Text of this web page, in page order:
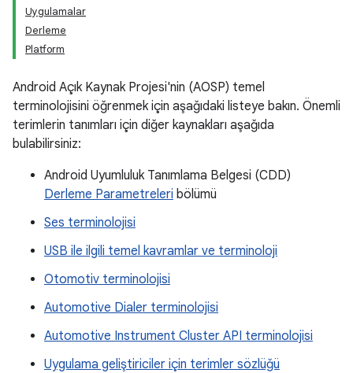
Uygulamalar
Derleme
Platform
Android Açık Kaynak Projesi'nin (AOSP) temel
terminolojisini öğrenmek için aşağıdaki listeye bakın. Önemli
terimlerin tanımları için diğer kaynakları aşağıda
bulabilirsiniz:
Android Uyumluluk Tanımlama Belgesi (CDD)
Derleme Parametreleri bölümü
Ses terminolojisi
USB ile ilgili temel kavramlar ve terminoloji
Otomotiv terminolojisi
Automotive Dialer terminolojisi
Automotive Instrument Cluster API terminolojisi
Uygulama geliştiriciler için terimler sözlüğü